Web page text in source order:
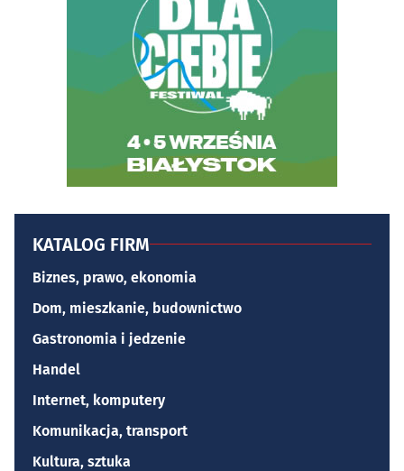
KATALOG FIRM
Biznes, prawo, ekonomia
Dom, mieszkanie, budownictwo
Gastronomia i jedzenie
Handel
Internet, komputery
Komunikacja, transport
Kultura, sztuka